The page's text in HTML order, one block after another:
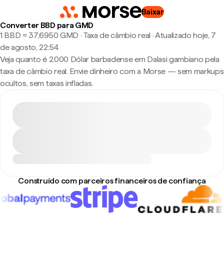
Baixar
Converter BBD para GMD
1 BBD ≈ 37,6950 GMD · Taxa de câmbio real ·Atualizado hoje, 7
de agosto, 22:54
Veja quanto é 2.000 Dólar barbadense em Dalasi gambiano pela
taxa de câmbio real. Envie dinheiro com a Morse — sem markups
ocultos, sem taxas infladas.
Construído com parceiros financeiros de confiança